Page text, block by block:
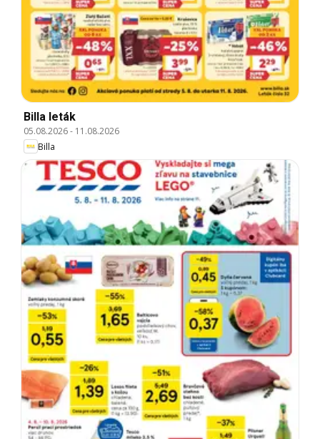
Billa leták
05.08.2026- 11.08.2026
Billa